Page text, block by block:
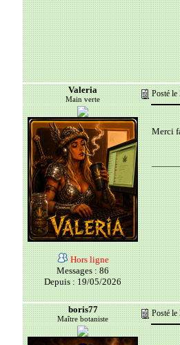
Valeria
Main verte
Posté le
Hors ligne
Messages : 86
Depuis : 19/05/2026
Merci
boris77
Maître botaniste
Posté le